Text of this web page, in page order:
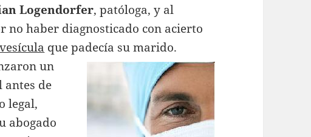
Logendorfer, patóloga, y al
no haber diagnosticado con acierto
que padecía su marido.
un
de
legal,
abogado